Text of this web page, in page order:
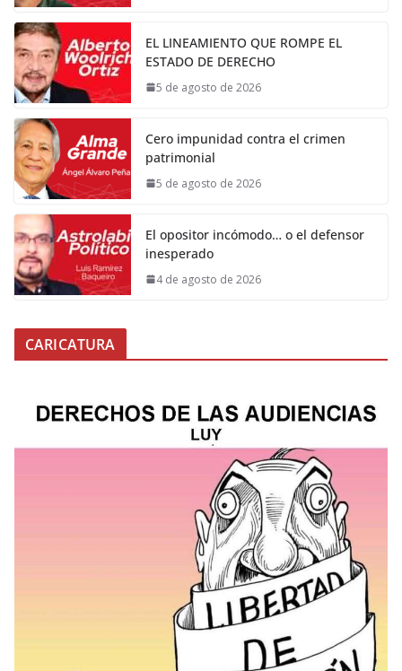
EL LINEAMIENTO QUE ROMPE EL
ESTADO DE DERECHO
5 de agosto de 2026
Cero impunidad contra el crimen
patrimonial
5 de agosto de 2026
El opositor incómodo… o el defensor
inesperado
4 de agosto de 2026
CARICATURA